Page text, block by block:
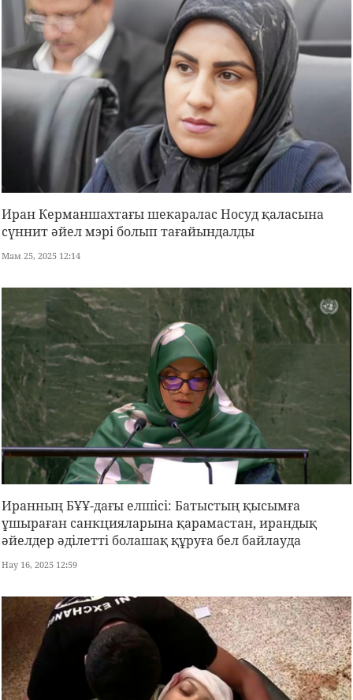
Иран Керманшахтағы шекаралас Носуд қаласына
сүннит әйел мэрі болып тағайындалды
Maм 25, 2025 12:14
Иранның БҰҰ-дағы елшісі: Батыстың қысымға
ұшыраған санкцияларына қарамастан, ирандық
әйелдер әділетті болашақ құруға бел байлауда
Нау 16, 2025 12:59